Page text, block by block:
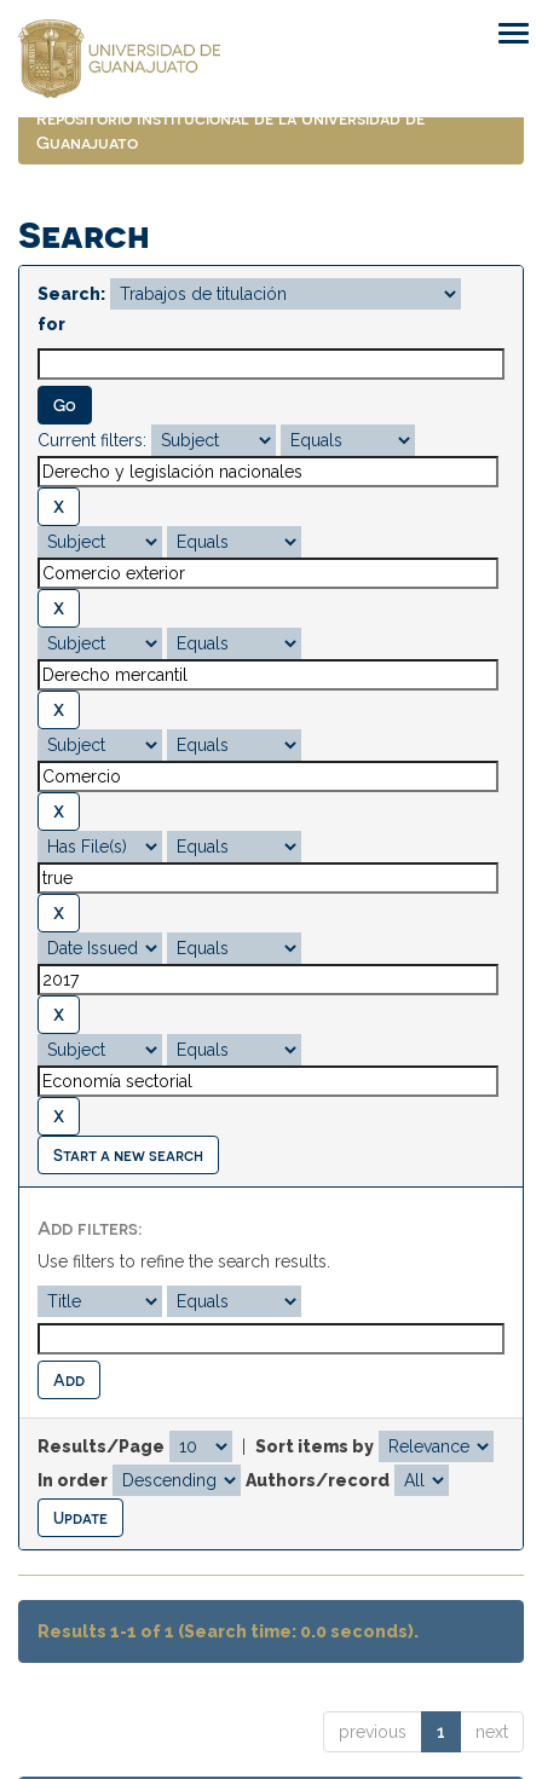
navigation
Repositorio Institucional de la Universidad de
Guanajuato
Search
Search:
for
Current filters:
Start a new search
Add filters:
Use filters to refine the search results.
Results/Page
Sort items by
In order
Authors/record
Results 1-1 of 1 (Search time: 0.0 seconds).
previous 1 next